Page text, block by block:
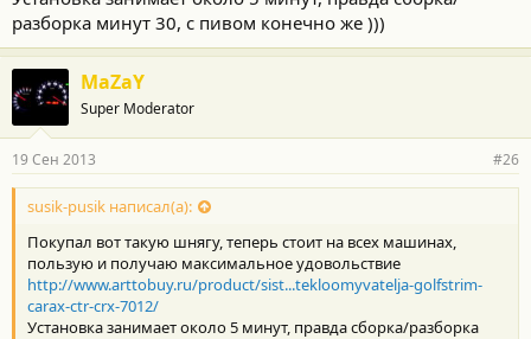
разборка минут 30, с пивом конечно же )))
MaZaY
Super Moderator
19 Сен 2013 #26
susik-pusik написал(а):
Покупал вот такую шнягу, теперь стоит на всех машинах,
пользую и получаю максимальное удовольствие
http://www.arttobuy.ru/product/sist...tekloomyvatelja-golfstrim-
carax-ctr-crx-7012/
Установка занимает около 5 минут, правда сборка/разборка